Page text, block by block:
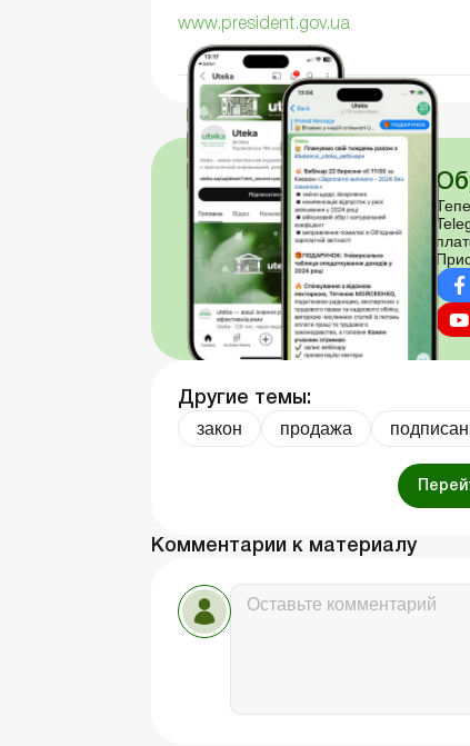
www.president.gov.ua
Другие темы:
закон продажа
Комментарии к материалу